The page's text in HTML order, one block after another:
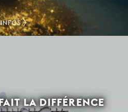
INFOS
LA DIFFÉRENCE